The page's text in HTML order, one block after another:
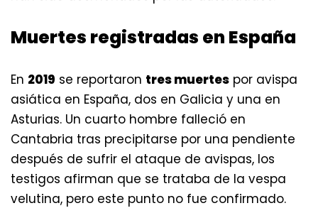
Muertes registradas en España
En 2019 se reportaron tres muertes por avispa
asiática en España, dos en Galicia y una en
Asturias. Un cuarto hombre falleció en
Cantabria tras precipitarse por una pendiente
después de sufrir el ataque de avispas, los
testigos afirman que se trataba de la vespa
velutina, pero este punto no fue confirmado.